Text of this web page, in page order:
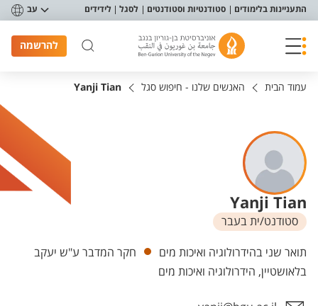
תפריט נגישות
התעניינות בלימודים סטודנטיות וסטודנטים לסגל לידידים עב
להרשמה
עמוד הבית האנשים שלנו - חיפוש סגל Yanji Tian
Yanji Tian
סטודנט/ית בעבר
יחידות
תואר שני בהידרולוגיה ואיכות מים
חקר המדבר ע"ש יעקב
בלאושטיין, הידרולוגיה ואיכות מים